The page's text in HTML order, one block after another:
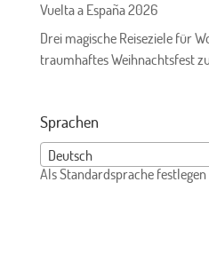
Vuelta a España 2026
Drei magische Reiseziele für
traumhaftes Weihnachtsfest
Sprachen
Deutsch
Als Standardsprache festlegen